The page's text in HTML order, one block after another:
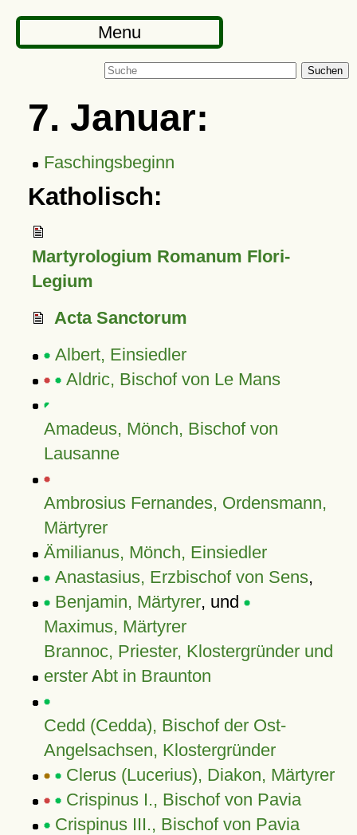
Menu
Suchen
7. Januar:
Faschingsbeginn
Katholisch:
Martyrologium Romanum Flori-
Legium
Acta Sanctorum
Albert, Einsiedler
Aldric, Bischof von Le Mans
Amadeus, Mönch, Bischof von
Lausanne
Ambrosius Fernandes, Ordensmann,
Märtyrer
Ämilianus, Mönch, Einsiedler
Anastasius, Erzbischof von Sens,
Benjamin, Märtyrer, und
Maximus, Märtyrer
Brannoc, Priester, Klostergründer und
erster Abt in Braunton
Cedd (Cedda), Bischof der Ost-
Angelsachsen, Klostergründer
Clerus (Lucerius), Diakon, Märtyrer
Crispinus I., Bischof von Pavia
Crispinus III., Bischof von Pavia